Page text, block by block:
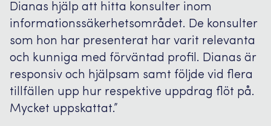
Dianas hjälp att hitta konsulter inom
informationssäkerhetsområdet. De konsulter
som hon har presenterat har varit relevanta
och kunniga med förväntad profil. Dianas är
responsiv och hjälpsam samt följde vid flera
tillfällen upp hur respektive uppdrag flöt på.
Mycket uppskattat.”